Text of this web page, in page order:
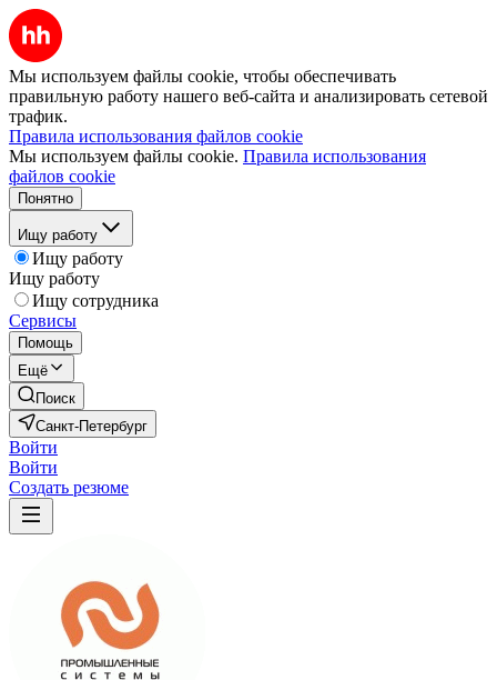
Мы используем файлы cookie, чтобы обеспечивать
правильную работу нашего веб-сайта и анализировать сетевой
трафик.
Правила использования файлов cookie
Мы используем файлы cookie. Правила использования
файлов cookie
Понятно
Ищу работу
Ищу работу
Ищу работу
Ищу сотрудника
Сервисы
Помощь
Ещё
Поиск
Санкт-Петербург
Войти
Войти
Создать резюме